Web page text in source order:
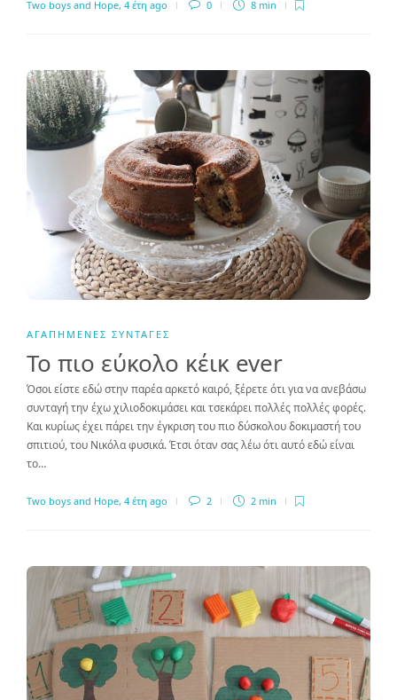
Two boys and Hope, 4 έτη ago 0 8 min
ΑΓΑΠΗΜΈΝΕΣ ΣΥΝΤΑΓΈΣ
Το πιο εύκολο κέικ ever
Όσοι είστε εδώ στην παρέα αρκετό καιρό, ξέρετε ότι για να ανεβάσω
συνταγή την έχω χιλιοδοκιμάσει και τσεκάρει πολλές πολλές φορές.
Και κυρίως έχει πάρει την έγκριση του πιο δύσκολου δοκιμαστή του
σπιτιού, του Νικόλα φυσικά. Έτσι όταν σας λέω ότι αυτό εδώ είναι
το…
Two boys and Hope, 4 έτη ago 2 2 min